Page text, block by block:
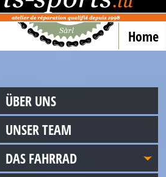
Home
ÜBER UNS
UNSER TEAM
DAS FAHRRAD